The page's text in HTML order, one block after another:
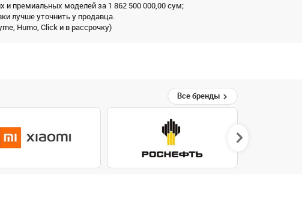
и премиальных моделей за 1 862 500 000,00 сум;
лучше уточнить у продавца.
Humo, Click и в рассрочку)
Все бренды